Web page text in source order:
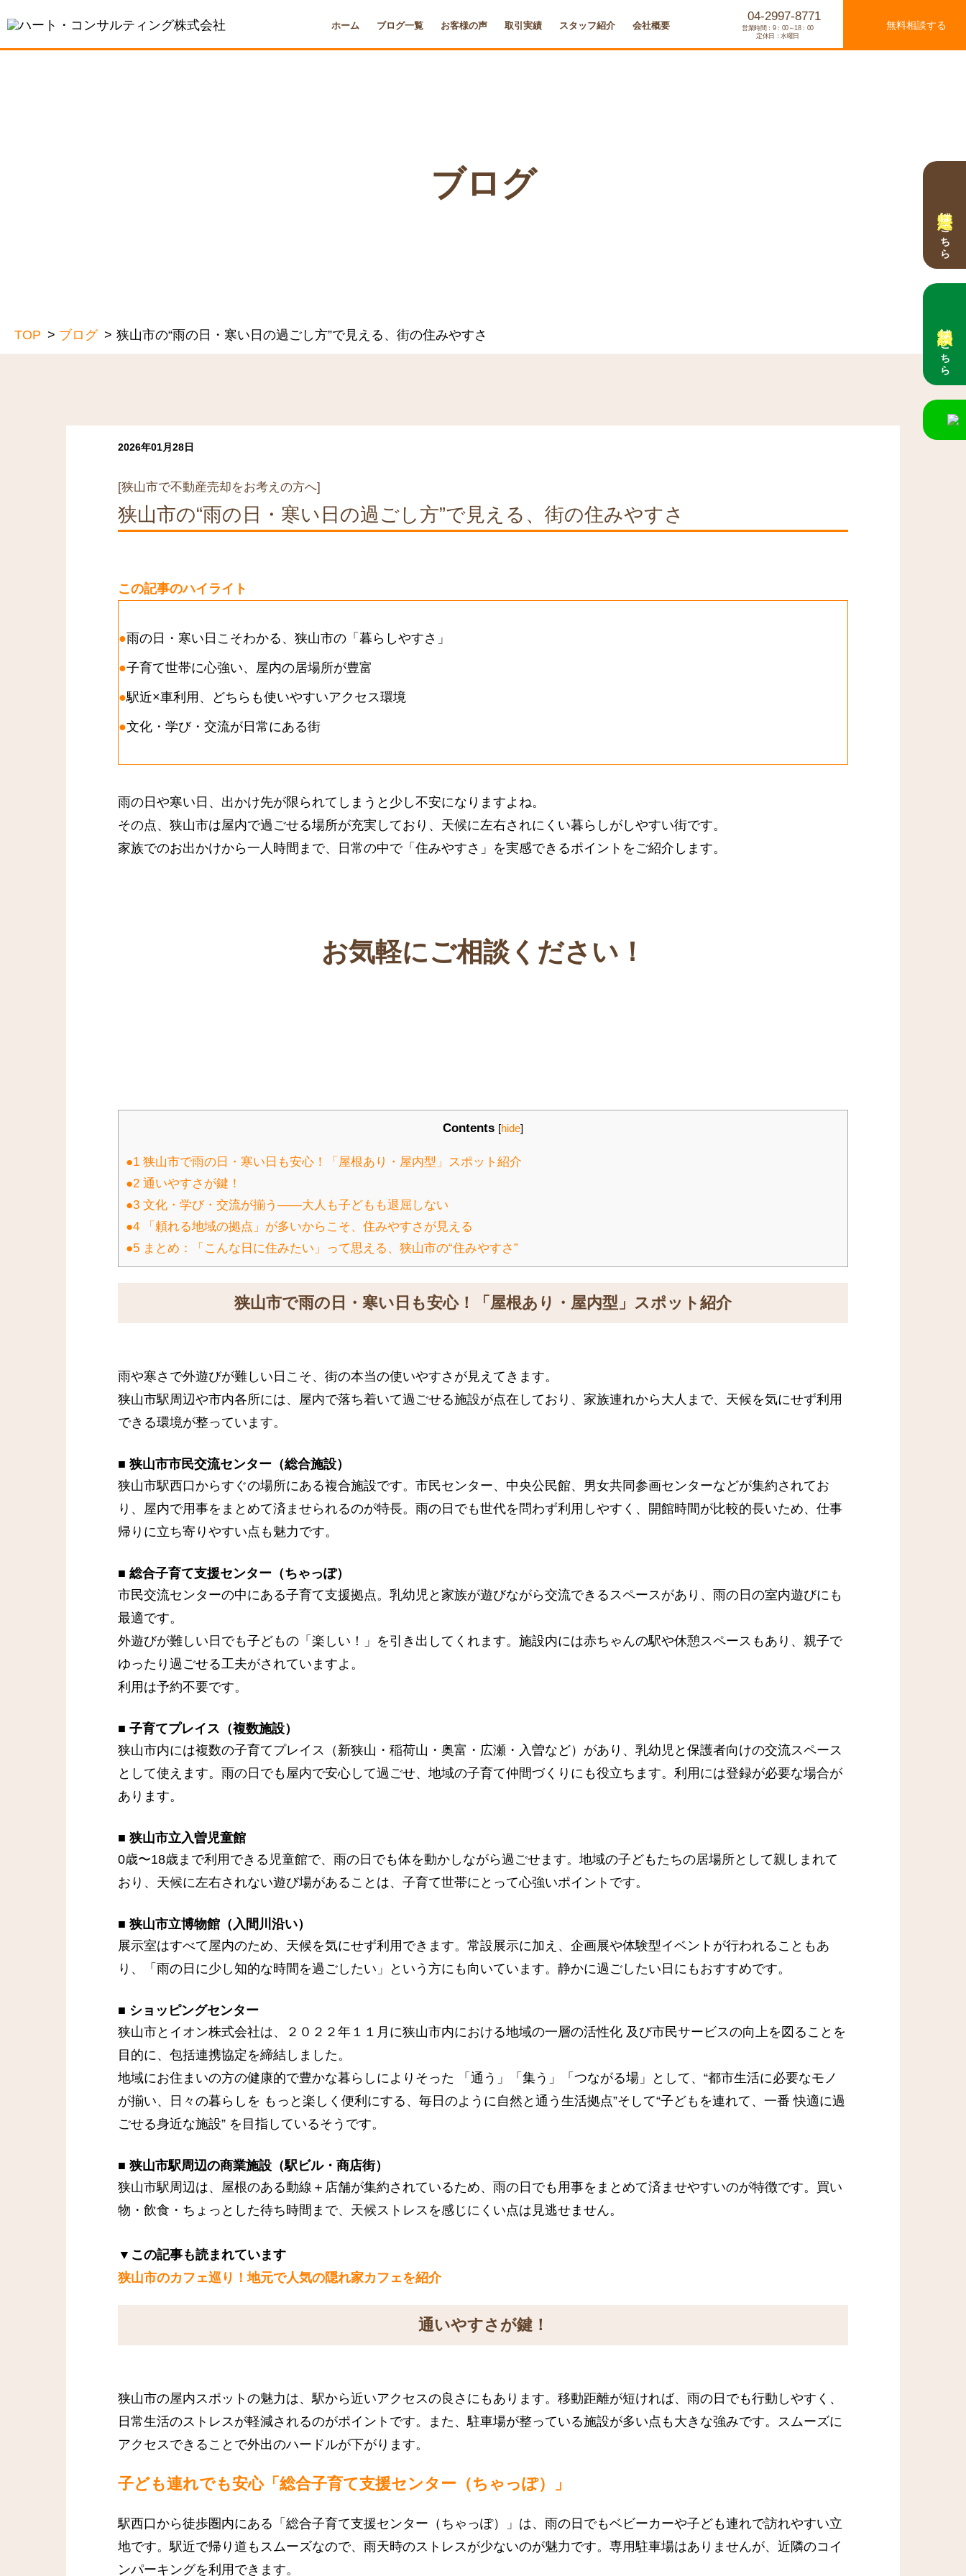
ホーム ブログ一覧 お客様の声 取引実績 スタッフ紹介 会社概要
04-2997-8771
営業時間：9：00～18：00
定休日：水曜日
無料相談する
はこちら
はこちら
ブログ
TOP ブログ 狭山市の“雨の日・寒い日の過ごし方”で見える、街の住みやすさ
2026年01月28日
[狭山市で不動産売却をお考えの方へ]
狭山市の“雨の日・寒い日の過ごし方”で見える、街の住みやすさ
この記事のハイライト
雨の日・寒い日こそわかる、狭山市の「暮らしやすさ」
子育て世帯に心強い、屋内の居場所が豊富
駅近×車利用、どちらも使いやすいアクセス環境
文化・学び・交流が日常にある街
雨の日や寒い日、出かけ先が限られてしまうと少し不安になりますよね。
その点、狭山市は屋内で過ごせる場所が充実しており、天候に左右されにくい暮らしがしやすい街です。
家族でのお出かけから一人時間まで、日常の中で「住みやすさ」を実感できるポイントをご紹介します。
お気軽にご相談ください！
Contents [hide]
1 狭山市で雨の日・寒い日も安心！「屋根あり・屋内型」スポット紹介
2 通いやすさが鍵！
3 文化・学び・交流が揃う——大人も子どもも退屈しない
4 「頼れる地域の拠点」が多いからこそ、住みやすさが見える
5 まとめ：「こんな日に住みたい」って思える、狭山市の“住みやすさ”
狭山市で雨の日・寒い日も安心！「屋根あり・屋内型」スポット紹介
雨や寒さで外遊びが難しい日こそ、街の本当の使いやすさが見えてきます。
狭山市駅周辺や市内各所には、屋内で落ち着いて過ごせる施設が点在しており、家族連れから大人まで、天候を気にせず利用
できる環境が整っています。
■ 狭山市市民交流センター（総合施設）
狭山市駅西口からすぐの場所にある複合施設です。市民センター、中央公民館、男女共同参画センターなどが集約されてお
り、屋内で用事をまとめて済ませられるのが特長。雨の日でも世代を問わず利用しやすく、開館時間が比較的長いため、仕事
帰りに立ち寄りやすい点も魅力です。
■ 総合子育て支援センター（ちゃっぽ）
市民交流センターの中にある子育て支援拠点。乳幼児と家族が遊びながら交流できるスペースがあり、雨の日の室内遊びにも
最適です。
外遊びが難しい日でも子どもの「楽しい！」を引き出してくれます。施設内には赤ちゃんの駅や休憩スペースもあり、親子で
ゆったり過ごせる工夫がされていますよ。
利用は予約不要です。
■ 子育てプレイス（複数施設）
狭山市内には複数の子育てプレイス（新狭山・稲荷山・奥富・広瀬・入曽など）があり、乳幼児と保護者向けの交流スペース
として使えます。雨の日でも屋内で安心して過ごせ、地域の子育て仲間づくりにも役立ちます。利用には登録が必要な場合が
あります。
■ 狭山市立入曽児童館
0歳〜18歳まで利用できる児童館で、雨の日でも体を動かしながら過ごせます。地域の子どもたちの居場所として親しまれて
おり、天候に左右されない遊び場があることは、子育て世帯にとって心強いポイントです。
■ 狭山市立博物館（入間川沿い）
展示室はすべて屋内のため、天候を気にせず利用できます。常設展示に加え、企画展や体験型イベントが行われることもあ
り、「雨の日に少し知的な時間を過ごしたい」という方にも向いています。静かに過ごしたい日にもおすすめです。
■ ショッピングセンター
狭山市とイオン株式会社は、２０２２年１１月に狭山市内における地域の一層の活性化 及び市民サービスの向上を図ることを
目的に、包括連携協定を締結しました。
地域にお住まいの方の健康的で豊かな暮らしによりそった 「通う」「集う」「つながる場」として、“都市生活に必要なモノ
が揃い、日々の暮らしを もっと楽しく便利にする、毎日のように自然と通う生活拠点”そして“子どもを連れて、一番 快適に過
ごせる身近な施設” を目指しているそうです。
■ 狭山市駅周辺の商業施設（駅ビル・商店街）
狭山市駅周辺は、屋根のある動線＋店舗が集約されているため、雨の日でも用事をまとめて済ませやすいのが特徴です。買い
物・飲食・ちょっとした待ち時間まで、天候ストレスを感じにくい点は見逃せません。
▼この記事も読まれています
狭山市のカフェ巡り！地元で人気の隠れ家カフェを紹介
通いやすさが鍵！
狭山市の屋内スポットの魅力は、駅から近いアクセスの良さにもあります。移動距離が短ければ、雨の日でも行動しやすく、
日常生活のストレスが軽減されるのがポイントです。また、駐車場が整っている施設が多い点も大きな強みです。スムーズに
アクセスできることで外出のハードルが下がります。
子ども連れでも安心「総合子育て支援センター（ちゃっぽ）」
駅西口から徒歩圏内にある「総合子育て支援センター（ちゃっぽ）」は、雨の日でもベビーカーや子ども連れで訪れやすい立
地です。駅近で帰り道もスムーズなので、雨天時のストレスが少ないのが魅力です。専用駐車場はありませんが、近隣のコイ
ンパーキングを利用できます。